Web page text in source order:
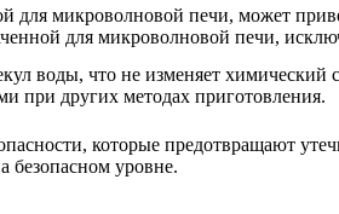
для микроволновой печи, может
для микроволновой печи,
воды, что не изменяет химический
при других методах приготовления.
которые предотвращают
безопасном уровне.